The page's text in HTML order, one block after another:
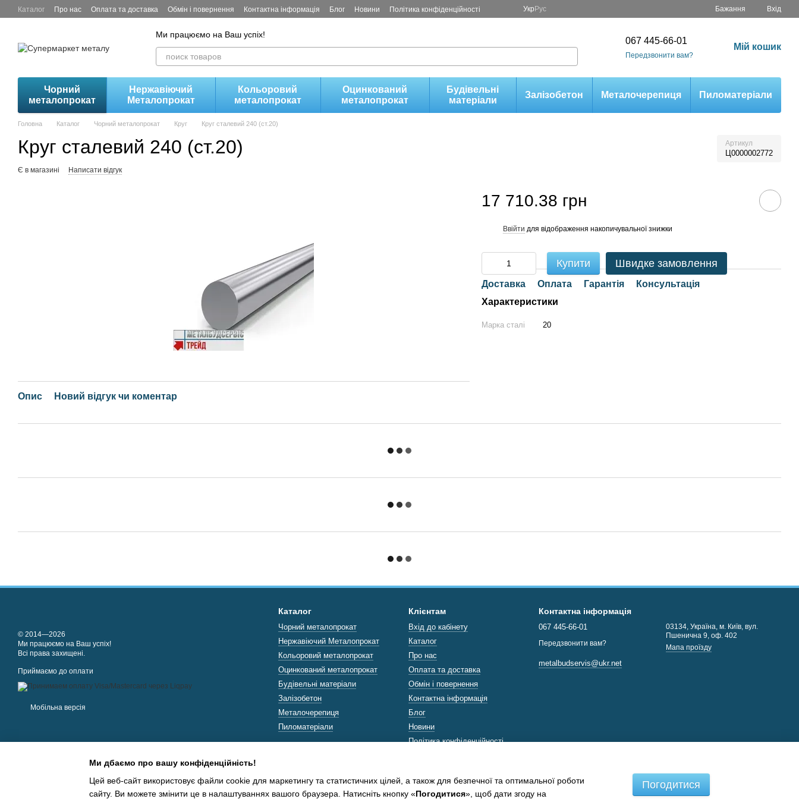
Перейти до основного контенту
Каталог Про нас Оплата та доставка Обмін і повернення Контактна інформація Блог Новини Політика конфіденційності Укр Рус Бажання Вхід
Ми працюємо на Ваш успіх!
067 445-66-01
Передзвонити вам?
Мій кошик
Чорний
металопрокат
Нержавіючий
Металопрокат
Кольоровий
металопрокат
Оцинкований
металопрокат
Будівельні
матеріали
Залізобетон Металочерепиця Пиломатеріали
Головна Каталог Чорний металопрокат Круг Круг сталевий 240 (ст.20)
Круг сталевий 240 (ст.20) Артикул
Ц0000002772
Є в магазині Написати відгук
Опис Новий відгук чи коментар
17 710.38 грн
Ввійти для відображення накопичувальної знижки
Купити Швидке замовлення
Доставка Оплата Гарантія
Консультація
Характеристики
Марка сталі 20
© 2014—2026
Ми працюємо на Ваш успіх!
Всі права захищені.
Приймаємо до оплати
Мобільна версія
Каталог
Чорний металопрокат
Нержавіючий Металопрокат
Кольоровий металопрокат
Оцинкований металопрокат
Будівельні матеріали
Залізобетон
Металочерепиця
Пиломатеріали
Клієнтам
Вхід до кабінету
Каталог
Про нас
Оплата та доставка
Обмін і повернення
Контактна інформація
Блог
Новини
Політика конфіденційності
Контактна інформація
067 445-66-01
Передзвонити вам?
metalbudservis@ukr.net
03134, Україна, м. Київ, вул.
Пшенична 9, оф. 402
Мапа проїзду
Ми дбаємо про вашу конфіденційність!
Цей веб-сайт використовує файли cookie для маркетингу та статистичних цілей, а також для безпечної та оптимальної роботи
сайту. Ви можете змінити це в налаштуваннях вашого браузера. Натисніть кнопку «Погодитися», щоб дати згоду на
Погодитися